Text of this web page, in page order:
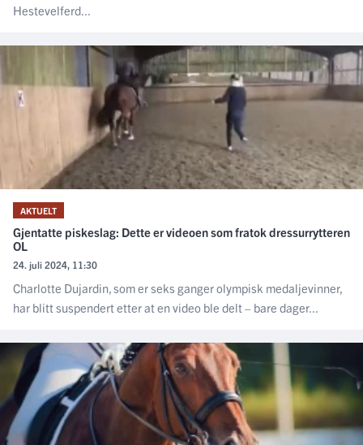
Hestevelferd...
AKTUELT
Gjentatte piskeslag: Dette er videoen som fratok dressurrytteren
OL
24. juli 2024, 11:30
Charlotte Dujardin, som er seks ganger olympisk medaljevinner,
har blitt suspendert etter at en video ble delt – bare dager...